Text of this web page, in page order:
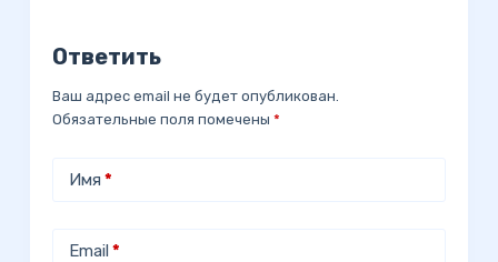
Ответить
Ваш адрес email не будет опубликован.
Обязательные поля помечены *
Имя *
Email*